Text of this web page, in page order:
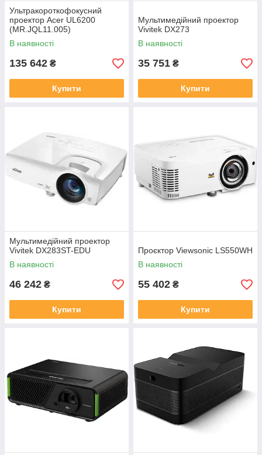
Ультракороткофокусний
проектор Acer UL6200
(MR.JQL11.005)
В наявності
135 642 ₴
Купити
Мультимедійний проектор
Vivitek DX273
В наявності
35 751 ₴
Купити
Мультимедійний проектор
Vivitek DX283ST-EDU
В наявності
46 242 ₴
Купити
Проєктор Viewsonic LS550WH
В наявності
55 402 ₴
Купити